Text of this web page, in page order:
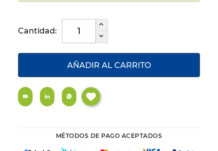
Cantidad:
AÑADIR AL CARRITO
MÉTODOS DE PAGO ACEPTADOS